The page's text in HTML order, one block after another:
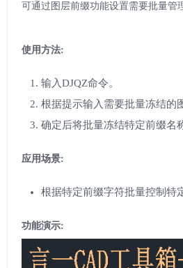
可通过图层前缀功能设置需要批量管
使用方法:
输入DJQZ命令。
根据提示输入需要批量冻结的
确定后将批量冻结特定前缀名
应用场景:
根据特定前缀字符批量控制特
功能演示: